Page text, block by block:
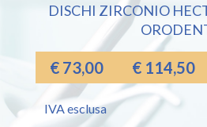
DISCHI ZIRCONIO
€73,00 €114,50
IVA esclusa